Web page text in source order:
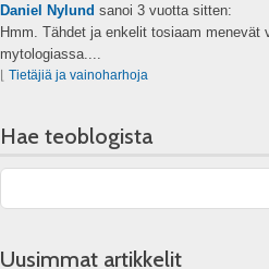
Daniel Nylund sanoi 3 vuotta sitten:
Hmm. Tähdet ja enkelit tosiaam menevät
mytologiassa....
⌊ Tietäjiä ja vainoharhoja
Hae teoblogista
Uusimmat artikkelit